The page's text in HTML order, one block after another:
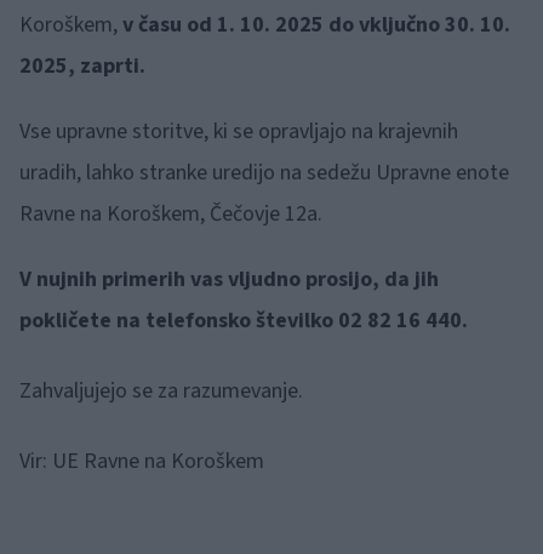
Koroškem,v času od 1. 10. 2025 do vključno 30. 10.
2025, zaprti.
Vse upravne storitve, ki se opravljajo na krajevnih
uradih, lahko stranke uredijo na sedežu Upravne enote
Ravne na Koroškem, Čečovje 12a.
V nujnih primerih vas vljudno prosijo, da jih
pokličete na telefonsko številko 02 82 16 440.
Zahvaljujejo se za razumevanje.
Vir: UE Ravne na Koroškem